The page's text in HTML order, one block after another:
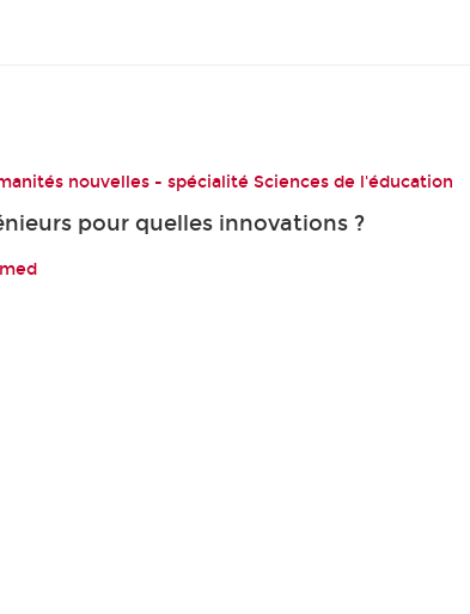
nouvelles - spécialité Sciences de l'éducation
pour quelles innovations ?